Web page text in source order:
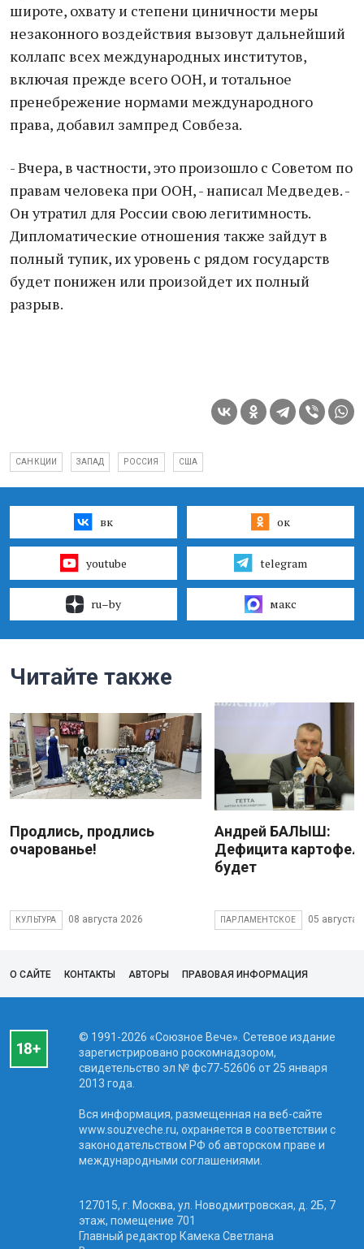
широте, охвату и степени циничности меры
незаконного воздействия вызовут дальнейший
коллапс всех международных институтов,
включая прежде всего ООН, и тотальное
пренебрежение нормами международного
права, добавил зампред Совбеза.
- Вчера, в частности, это произошло с Советом по
правам человека при ООН, - написал Медведев. -
Он утратил для России свою легитимность.
Дипломатические отношения также зайдут в
полный тупик, их уровень с рядом государств
будет понижен или произойдет их полный
разрыв.
САНКЦИИ ЗАПАД РОССИЯ США
вк ок
youtube telegram
ru–by макс
Читайте также
Продлись, продлись
очарованье!
КУЛЬТУРА 08 августа 2026
Андрей БАЛЫШ:
Дефицита
будет
ПАРЛАМЕНТСКОЕ 05 августа
О САЙТЕ КОНТАКТЫ АВТОРЫ ПРАВОВАЯ ИНФОРМАЦИЯ
© 1991-2026 «Союзное Вече». Сетевое издание
зарегистрировано роскомнадзором,
свидетельство эл № фc77-52606 от 25 января
2013 года.
Вся информация, размещенная на веб-сайте
www.souzveche.ru, охраняется в соответствии с
законодательством РФ об авторском праве и
международными соглашениями.
127015, г. Москва, ул. Новодмитровская, д. 2Б, 7
этаж, помещение 701
Главный редактор Камека Светлана